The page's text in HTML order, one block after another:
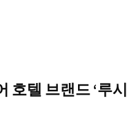
호텔 브랜드 ‘루시